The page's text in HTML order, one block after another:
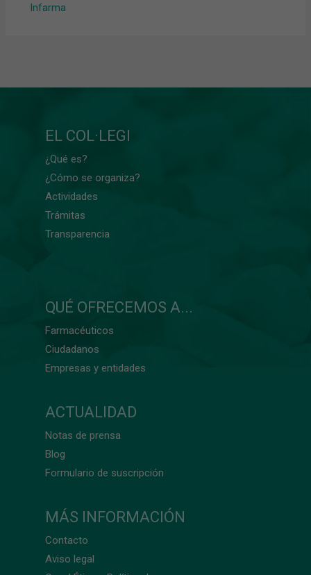
Infarma
EL COL·LEGI
¿Qué es?
¿Cómo se organiza?
Actividades
Trámitas
Transparencia
QUÉ OFRECEMOS A...
Farmacéuticos
Ciudadanos
Empresas y entidades
ACTUALIDAD
Notas de prensa
Blog
Formulario de suscripción
MÁS INFORMACIÓN
Contacto
Aviso legal